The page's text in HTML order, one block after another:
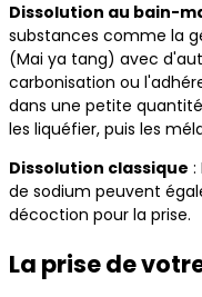
Dissolution au bain-
substances comme la
(Mai ya tang) avec
carbonisation ou
dans une petite
les liquéfier, puis les
Dissolution classique :
de sodium peuvent
décoction pour la prise.
La prise de